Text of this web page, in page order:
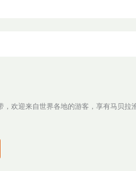
欢迎来自世界各地的游客，享有马贝拉